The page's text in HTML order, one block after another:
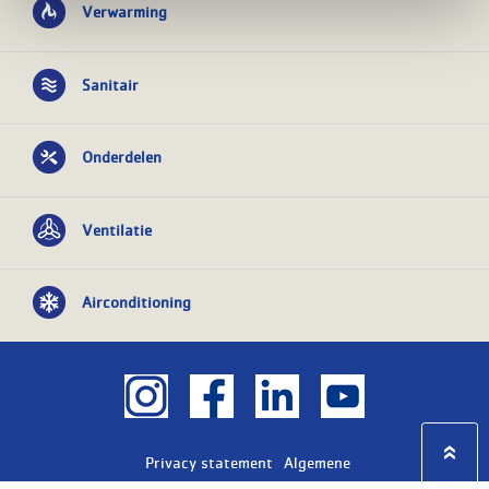
Verwarming
Sanitair
Onderdelen
Ventilatie
Airconditioning
Privacy statement
Algemene